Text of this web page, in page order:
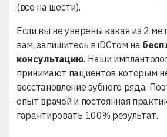
(все на шести).
Если вы не уверены какая из 2
вам, запишитесь в iDСтом на
консультацию. Наши
принимают пациентов которым
восстановление зубного ряда.
опыт врачей и постоянная
гарантировать 100% результат.